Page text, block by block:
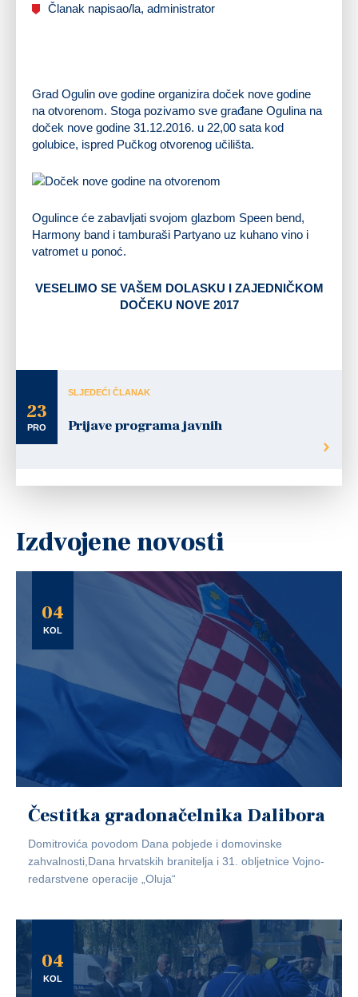
Članak napisao/la, administrator
Grad Ogulin ove godine organizira doček nove godine
na otvorenom. Stoga pozivamo sve građane Ogulina na
doček nove godine 31.12.2016. u 22,00 sata kod
golubice, ispred Pučkog otvorenog učilišta.
Ogulince će zabavljati svojom glazbom Speen bend,
Harmony band i tamburaši Partyano uz kuhano vino i
vatromet u ponoć.
VESELIMO SE VAŠEM DOLASKU I ZAJEDNIČKOM
DOČEKU NOVE 2017
23
PRO
SLJEDEĆI ČLANAK
Prijave programa javnih
Izdvojene novosti
04
KOL
Čestitka gradonačelnika Dalibora
Domitrovića povodom Dana pobjede i domovinske
zahvalnosti,Dana hrvatskih branitelja i 31. obljetnice Vojno-
redarstvene operacije „Oluja“
04
KOL